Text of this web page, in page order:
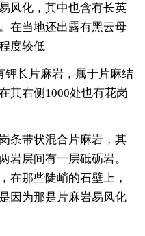
风化，其中也含有长英
在当地还出露有黑云母
度较低
钾长片麻岩，属于片麻结
其右侧1000处也有花岗
条带状混合片麻岩，其
岩层间有一层砥砺岩。
在那些陡峭的石壁上，
因为那是片麻岩易风化